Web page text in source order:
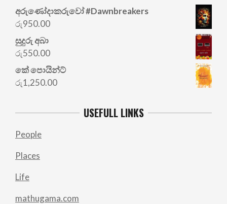
අරු‍ණෝදාකරුවෝ #Dawnbreakers
රු950.00
සුදුරු අබා
රු550.00
කේ පොයින්ට්
රු1,250.00
USEFULL LINKS
People
Places
Life
mathugama.com